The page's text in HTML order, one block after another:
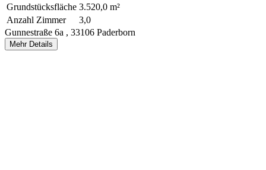
Grundstücksfläche 3.520,0 m²
Anzahl Zimmer
3,0
Gunnestraße 6a , 33106 Paderborn
Mehr Details